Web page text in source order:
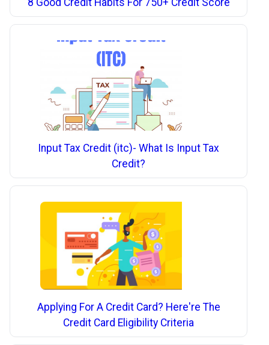
8 Good Credit Habits For 750+ Credit Score
Input Tax Credit (itc)- What Is Input Tax
Credit?
Applying For A Credit Card? Here're The
Credit Card Eligibility Criteria